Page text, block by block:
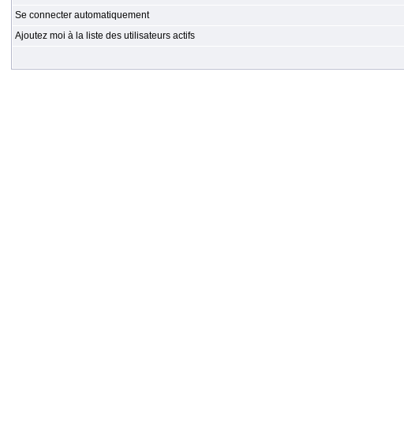
Se connecter automatiquement
Ajoutez moi à la liste des utilisateurs actifs